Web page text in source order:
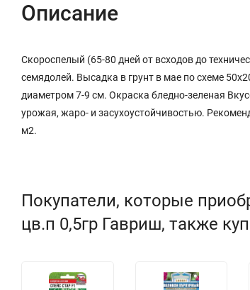
Описание
Скороспелый (65-80 дней от всходов до
семядолей. Высадка в грунт в мае по схеме
диаметром 7-9 см. Окраска бледно-зеленая
урожая, жаро- и засухоустойчивостью.
м2.
Покупатели, которые
цв.п 0,5гр Гавриш, также